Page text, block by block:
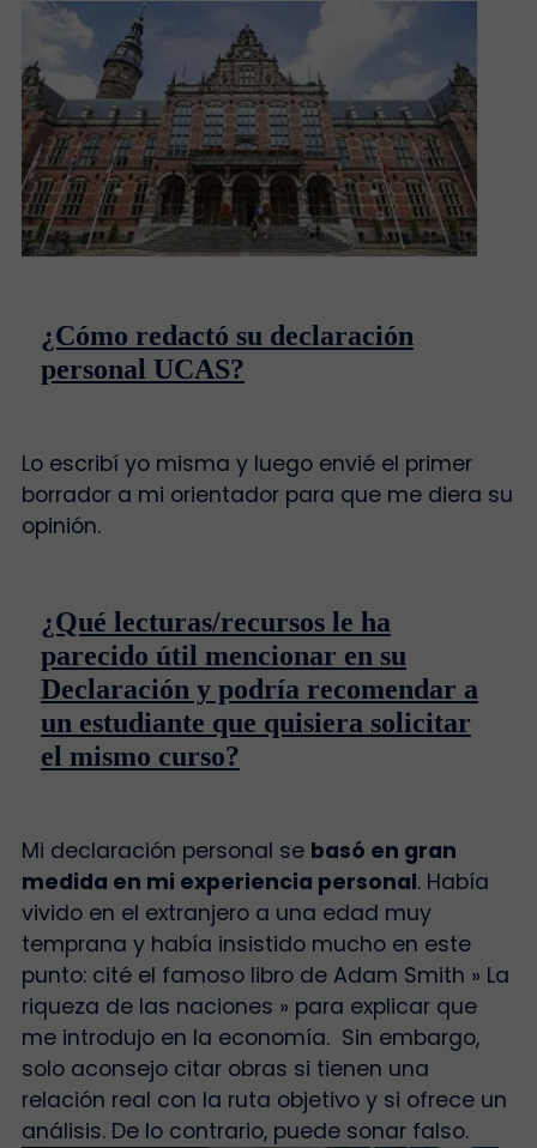
¿Cómo redactó su declaración
personal UCAS?
Lo escribí yo misma y luego envié el primer
borrador a mi orientador para que me diera su
opinión.
¿Qué lecturas/recursos le ha
parecido útil mencionar en su
Declaración y podría recomendar a
un estudiante que quisiera solicitar
el mismo curso?
Mi declaración personal se basó en gran
medida en mi experiencia personal. Había
vivido en el extranjero a una edad muy
temprana y había insistido mucho en este
punto: cité el famoso libro de Adam Smith » La
riqueza de las naciones » para explicar que
me introdujo en la economía. Sin embargo,
solo aconsejo citar obras si tienen una
relación real con la ruta objetivo y si ofrece un
análisis. De lo contrario, puede sonar falso.